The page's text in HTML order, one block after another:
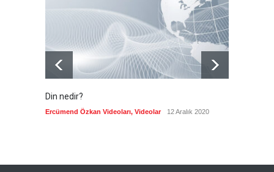
Güncel 8 Ağustos 2026
Din nedir?
Ercümend Özkan Videoları, Videolar 12 Aralık 2020